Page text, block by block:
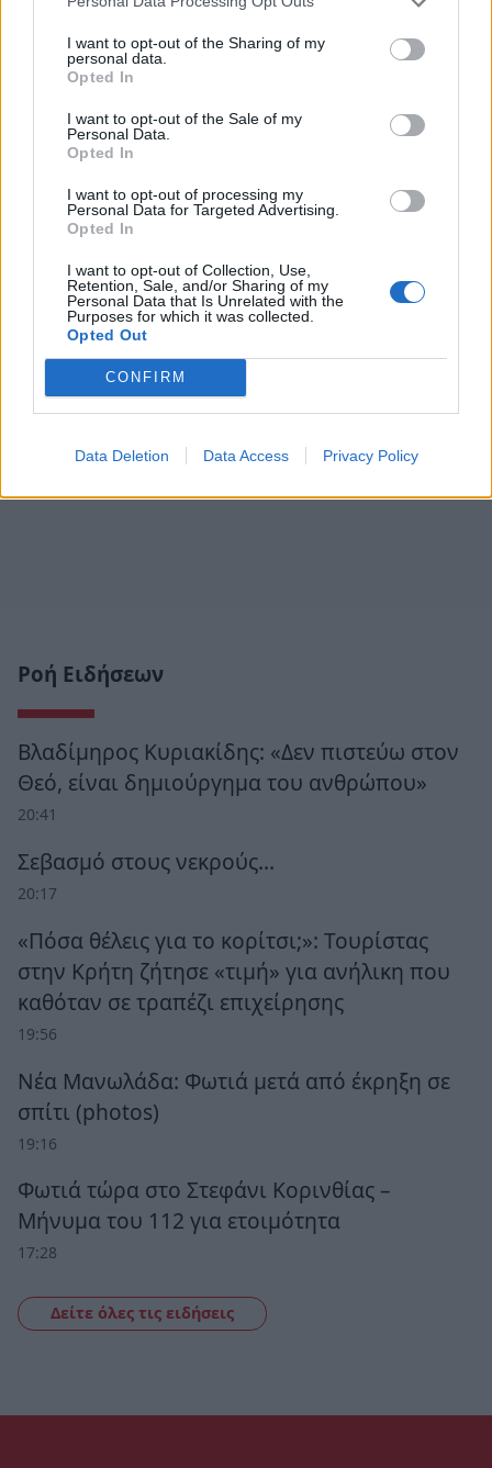
I want to opt-out of the Sharing of my
personal data.
Opted In
I want to opt-out of the Sale of my
Personal Data.
Opted In
I want to opt-out of processing my
Personal Data for Targeted Advertising.
Opted In
I want to opt-out of Collection, Use,
Retention, Sale, and/or Sharing of my
Personal Data that Is Unrelated with the
Purposes for which it was collected.
Opted Out
CONFIRM
Data Deletion Data Access Privacy Policy
Ροή Ειδήσεων
Βλαδίμηρος Κυριακίδης: «Δεν πιστεύω στον
Θεό, είναι δημιούργημα του ανθρώπου»
20:41
Σεβασμό στους νεκρούς…
20:17
«Πόσα θέλεις για το κορίτσι;»: Τουρίστας
στην Κρήτη ζήτησε «τιμή» για ανήλικη που
καθόταν σε τραπέζι επιχείρησης
19:56
Νέα Μανωλάδα: Φωτιά μετά από έκρηξη σε
σπίτι (photos)
19:16
Φωτιά τώρα στο Στεφάνι Κορινθίας –
Μήνυμα του 112 για ετοιμότητα
17:28
Δείτε όλες τις ειδήσεις